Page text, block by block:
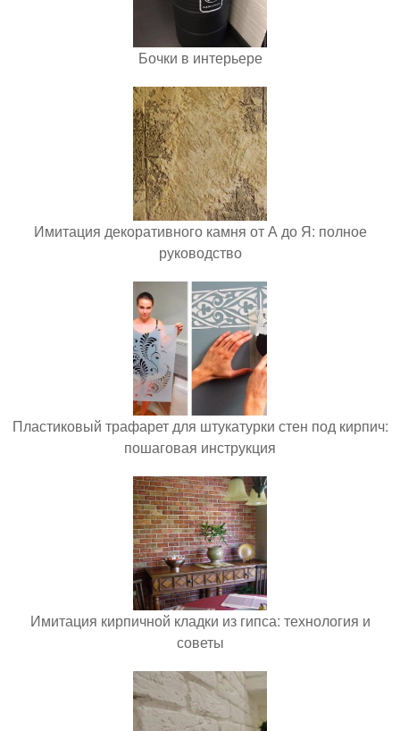
Бочки в интерьере
Имитация декоративного камня от А до Я: полное
руководство
Пластиковый трафарет для штукатурки стен под кирпич:
пошаговая инструкция
Имитация кирпичной кладки из гипса: технология и
советы